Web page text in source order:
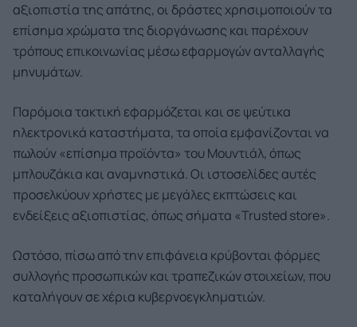
αξιοπιστία της απάτης, οι δράστες χρησιμοποιούν τα
επίσημα χρώματα της διοργάνωσης και παρέχουν
τρόπους επικοινωνίας μέσω εφαρμογών ανταλλαγής
μηνυμάτων.
Παρόμοια τακτική εφαρμόζεται και σε ψεύτικα
ηλεκτρονικά καταστήματα, τα οποία εμφανίζονται να
πωλούν «επίσημα προϊόντα» του Μουντιάλ, όπως
μπλουζάκια και αναμνηστικά. Οι ιστοσελίδες αυτές
προσελκύουν χρήστες με μεγάλες εκπτώσεις και
ενδείξεις αξιοπιστίας, όπως σήματα «Trusted store».
Ωστόσο, πίσω από την επιφάνεια κρύβονται φόρμες
συλλογής προσωπικών και τραπεζικών στοιχείων, που
καταλήγουν σε χέρια κυβερνοεγκληματιών.